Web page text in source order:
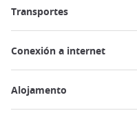
Transportes
Conexión a internet
Alojamento